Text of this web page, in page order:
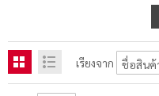
เรียงจาก